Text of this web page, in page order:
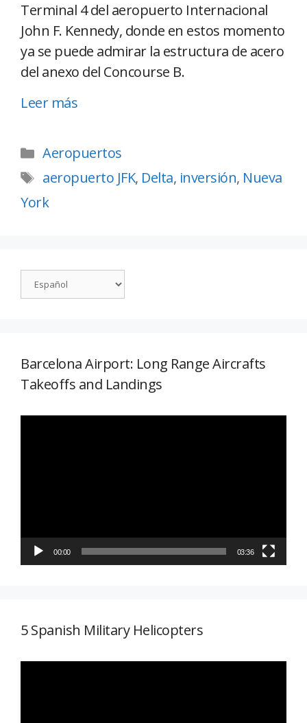
Terminal 4 del aeropuerto Internacional
John F. Kennedy, donde en estos momento
ya se puede admirar la estructura de acero
del anexo del Concourse B.
Leer más
Aeropuertos
aeropuerto JFK, Delta, inversión, Nueva
York
Barcelona Airport: Long Range Aircrafts
Takeoffs and Landings
00:00 03:36
5 Spanish Military Helicopters